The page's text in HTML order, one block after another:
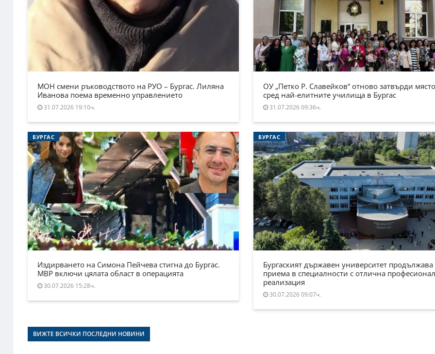
МОН смени ръководството на РУО – Бургас. Лиляна
Иванова поема временно управлението
31.07.2026 19:10ч.
ОУ „Петко Р. Славейков“ отново затвърди
сред най-елитните училища в Бургас
31.07.2026 09:36ч.
БУРГАС
Издирването на Симона Пейчева стигна до Бургас.
МВР включи цялата област в операцията
30.07.2026 15:28ч.
БУРГАС
Бургаският държавен университет продължава
приема в специалности с отлична
реализация
30.07.2026 09:07ч.
ВИЖТЕ ВСИЧКИ ПОСЛЕДНИ НОВИНИ